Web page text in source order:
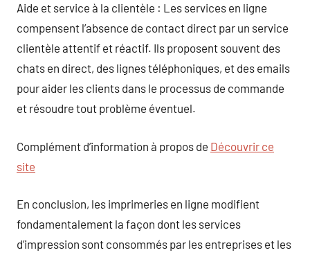
Aide et service à la clientèle : Les services en ligne
compensent l’absence de contact direct par un service
clientèle attentif et réactif. Ils proposent souvent des
chats en direct, des lignes téléphoniques, et des emails
pour aider les clients dans le processus de commande
et résoudre tout problème éventuel.
Complément d’information à propos de Découvrir ce
site
En conclusion, les imprimeries en ligne modifient
fondamentalement la façon dont les services
d’impression sont consommés par les entreprises et les